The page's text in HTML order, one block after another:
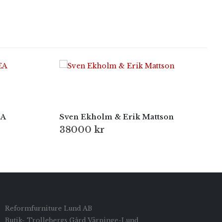
Sven Ekholm & Erik Mattson
38000 kr
Reformfurniture Lund AB
Butik- Trollebergs Gård Värpinge-Lund